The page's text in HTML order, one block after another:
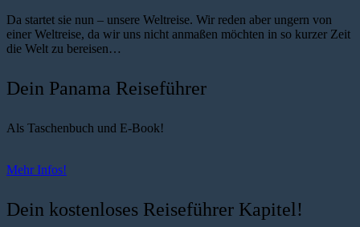
Da startet sie nun – unsere Weltreise. Wir reden aber ungern von
einer Weltreise, da wir uns nicht anmaßen möchten in so kurzer Zeit
die Welt zu bereisen…
Dein Panama Reiseführer
Als Taschenbuch und E-Book!
Mehr Infos!
Dein kostenloses Reiseführer Kapitel!